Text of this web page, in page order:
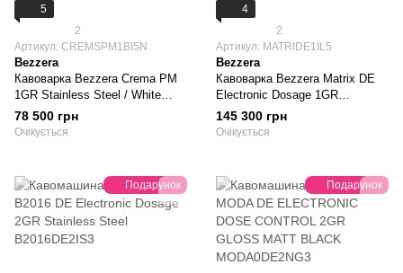
5
2
Артикул: CREMSPM1BI5N
Bezzera
Кавоварка Bezzera Crema PM
1GR Stainless Steel / White
CREMSPM1BI5N
78 500 грн
Очікується
4
2
Артикул: MATRIDE1IL5
Bezzera
Кавоварка Bezzera Matrix DE
Electronic Dosage 1GR
Stainless Steel MATRIDE1IL5
145 300 грн
Очікується
Подарунок Подарунок